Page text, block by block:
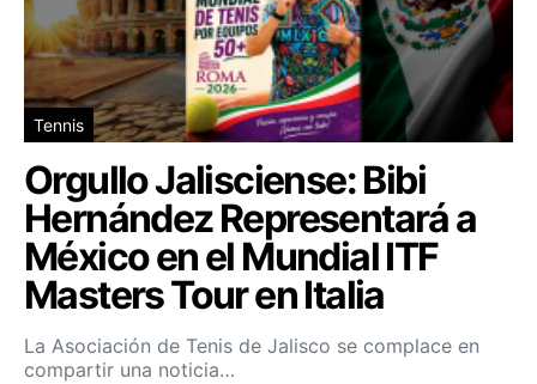
Tennis
Orgullo Jalisciense: Bibi
Hernández Representará a
México en el Mundial ITF
Masters Tour en Italia
La Asociación de Tenis de Jalisco se complace en
compartir una noticia…